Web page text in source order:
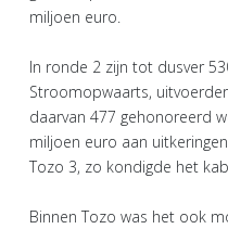
miljoen euro.
In ronde 2 zijn tot dusver
Stroomopwaarts,
daarvan 477 gehonoreerd
miljoen euro aan
Tozo 3, zo kondigde het
Binnen Tozo was het ook